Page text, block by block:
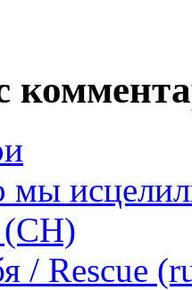
мы
(СН)
/ Rescue